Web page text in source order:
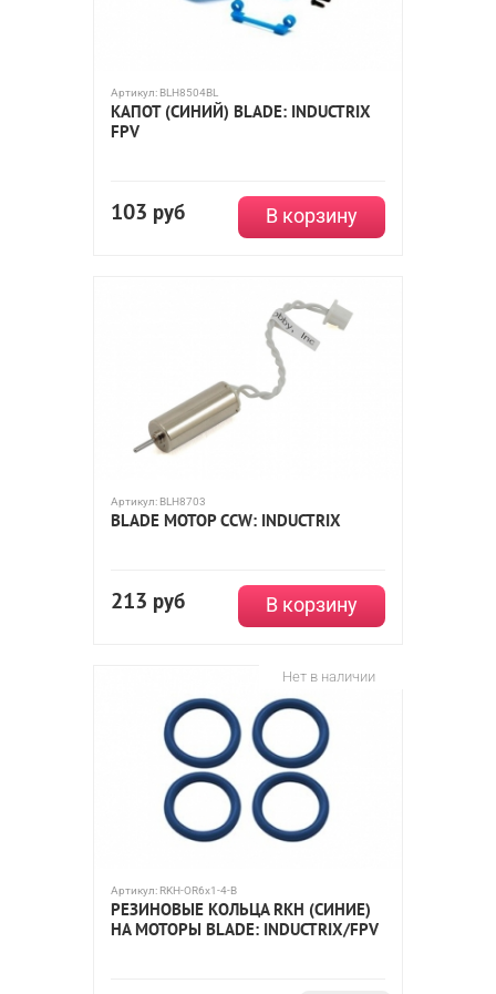
Артикул: BLH8504BL
КАПОТ (СИНИЙ) BLADE: INDUCTRIX
FPV
103 руб В корзину
Артикул: BLH8703
BLADE МОТОР CCW: INDUCTRIX
213 руб В корзину
Нет в наличии
Артикул: RKH-OR6x1-4-B
РЕЗИНОВЫЕ КОЛЬЦА RKH (СИНИЕ)
НА МОТОРЫ BLADE: INDUCTRIX/FPV